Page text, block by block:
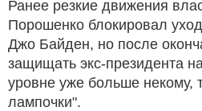
Ранее резкие движения
Порошенко блокировал
Джо Байден, но после
защищать экс-президента
уровне уже больше некому,
лампочки".